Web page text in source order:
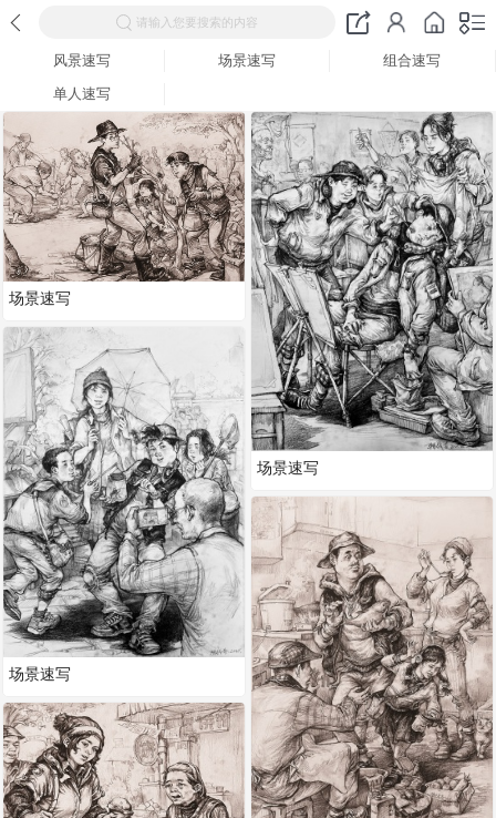
请输入您要搜索的内容
风景速写 场景速写
组合速写
单人速写
场景速写
场景速写
场景速写